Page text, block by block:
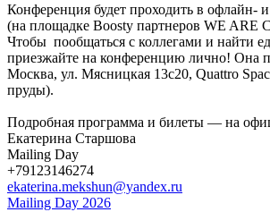
Конференция будет проходить в офлайн-
(на площадке Boosty партнеров WE ARE
Чтобы пообщаться с коллегами и найти
приезжайте на конференцию лично! Она
Москва, ул. Мясницкая 13с20, Quattro
пруды).
Подробная программа и билеты — на
Екатерина Старшова
Mailing Day
+79123146274
ekaterina.mekshun@yandex.ru
Mailing Day 2026